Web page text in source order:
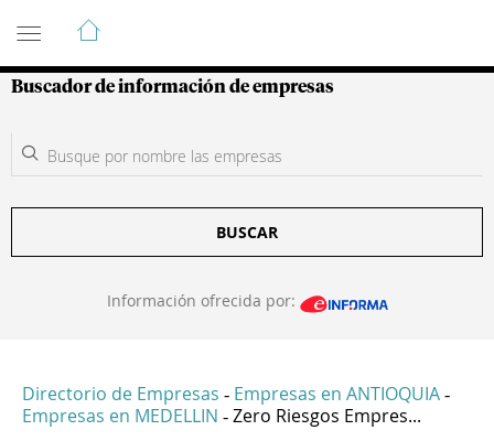
Guía de Empresas Colombianas
Buscador de información de empresas
BUSCAR
Información ofrecida por:
Directorio de Empresas - Empresas en ANTIOQUIA -
Empresas en MEDELLIN - Zero Riesgos Empres...